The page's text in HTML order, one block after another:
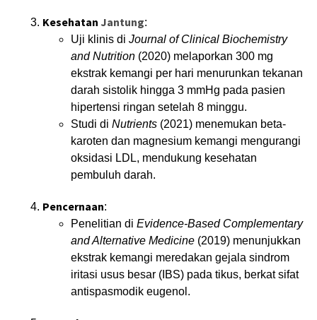
Kesehatan Jantung:
Uji klinis di Journal of Clinical Biochemistry
and Nutrition (2020) melaporkan 300 mg
ekstrak kemangi per hari menurunkan tekanan
darah sistolik hingga 3 mmHg pada pasien
hipertensi ringan setelah 8 minggu.
Studi di Nutrients (2021) menemukan beta-
karoten dan magnesium kemangi mengurangi
oksidasi LDL, mendukung kesehatan
pembuluh darah.
Pencernaan:
Penelitian di Evidence-Based Complementary
and Alternative Medicine (2019) menunjukkan
ekstrak kemangi meredakan gejala sindrom
iritasi usus besar (IBS) pada tikus, berkat sifat
antispasmodik eugenol.